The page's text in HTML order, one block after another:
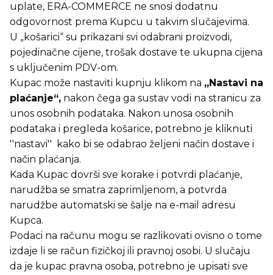
uplate, ERA-COMMERCE ne snosi dodatnu
odgovornost prema Kupcu u takvim slučajevima.
U „košarici“ su prikazani svi odabrani proizvodi,
pojedinačne cijene, trošak dostave te ukupna cijena
s uključenim PDV-om.
Kupac može nastaviti kupnju klikom na „Nastavi na
plaćanje“, nakon čega ga sustav vodi na stranicu za
unos osobnih podataka. Nakon unosa osobnih
podataka i pregleda košarice, potrebno je kliknuti
''nastavi'' kako bi se odabrao željeni način dostave i
način plaćanja.
Kada Kupac dovrši sve korake i potvrdi plaćanje,
narudžba se smatra zaprimljenom, a potvrda
narudžbe automatski se šalje na e-mail adresu
Kupca.
Podaci na računu mogu se razlikovati ovisno o tome
izdaje li se račun fizičkoj ili pravnoj osobi. U slučaju
da je kupac pravna osoba, potrebno je upisati sve